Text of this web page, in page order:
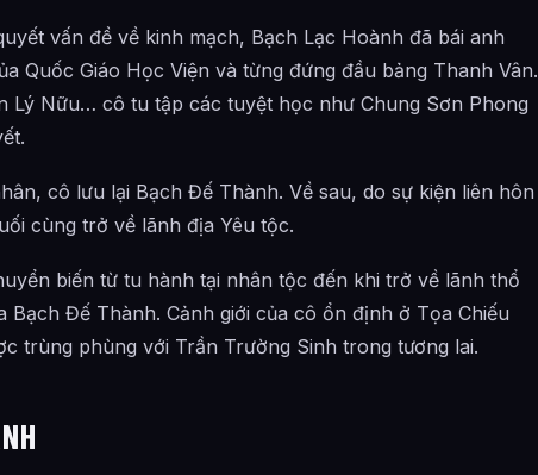
nào?
từ đâu?
vấn đề về kinh mạch, Bạch Lạc Hoành đã bái anh
Quốc Giáo Học Viện và từng đứng đầu bảng Thanh Vân.
Lý Nữu… cô tu tập các tuyệt học như Chung Sơn Phong
cô lưu lại Bạch Đế Thành. Về sau, do sự kiện liên hôn
cùng trở về lãnh địa Yêu tộc.
biến từ tu hành tại nhân tộc đến khi trở về lãnh thổ
Đế Thành. Cảnh giới của cô ổn định ở Tọa Chiếu
trùng phùng với Trần Trường Sinh trong tương lai.